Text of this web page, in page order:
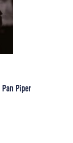
Pan Piper